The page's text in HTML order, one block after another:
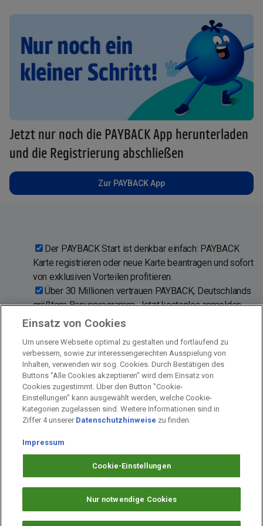
Jetzt nur noch die PAYBACK App herunterladen
und die Registrierung abschließen
Zur PAYBACK App
Der PAYBACK Start ist denkbar einfach: PAYBACK
Karte registrieren oder neue Karte beantragen und sofort
von exklusiven Vorteilen profitieren.
Über 30 Millionen vertrauen PAYBACK, Deutschlands
größtem Bonusprogramm. Jetzt kostenlos anmelden
und PAYBACK Karte aktivieren!
Aral · dm-drogerie markt · EDEKA · Netto · C&A ·
Fressnapf und rund 700 weiteren Partnern.
Impressum
Arbeiten bei PAYBACK
Datenschutz
Einsatz von Cookies
Um unsere Webseite optimal zu gestalten und fortlaufend zu
verbessern, sowie zur interessengerechten Ausspielung von
Inhalten, verwenden wir sog. Cookies. Durch Bestätigen des
Buttons "Alle Cookies akzeptieren" wird dem Einsatz von
Cookies zugestimmt. Über den Button "Cookie-
Einstellungen" kann ausgewählt werden, welche Cookie-
Kategorien zugelassen sind. Weitere Informationen sind in
Ziffer 4 unserer Datenschutzhinweise zu finden.
Impressum
Cookie-Einstellungen
Nur notwendige Cookies